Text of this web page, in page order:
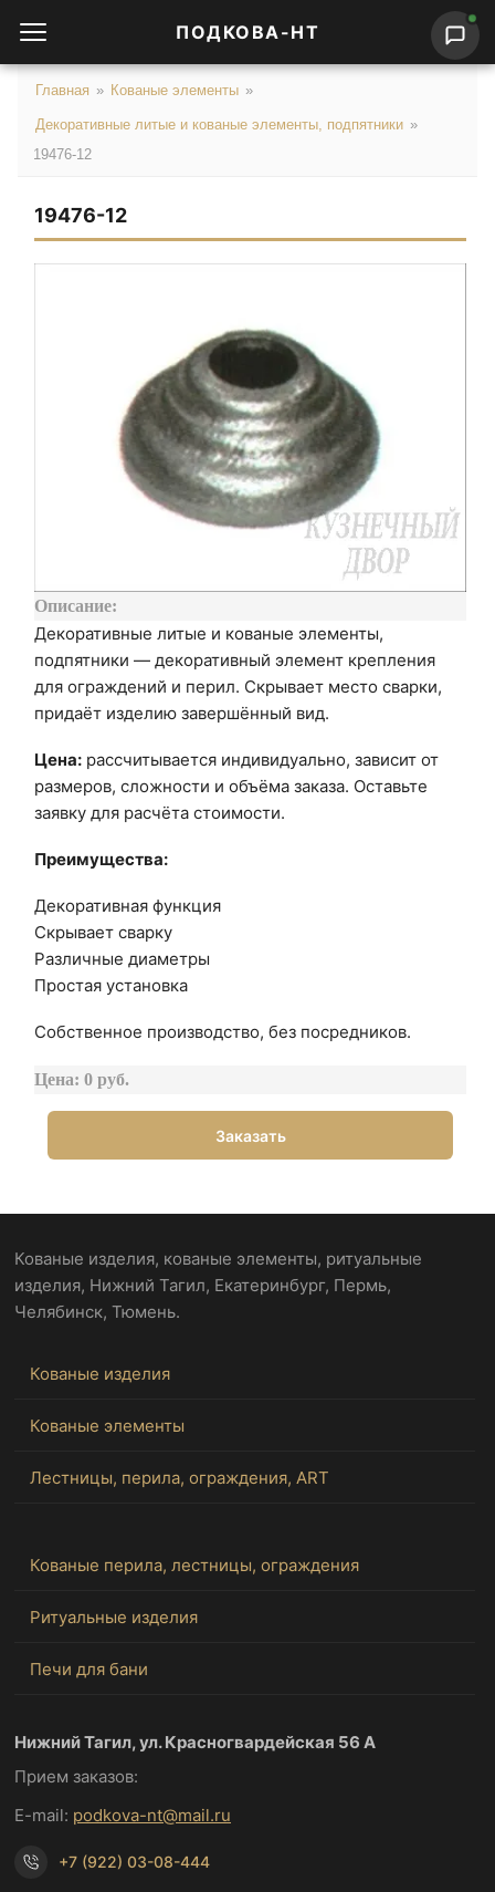
ПОДКОВА-НТ
Главная » Кованые элементы »
Декоративные литые и кованые элементы, подпятники »
19476-12
19476-12
Описание:
Декоративные литые и кованые элементы,
подпятники — декоративный элемент крепления
для ограждений и перил. Скрывает место сварки,
придаёт изделию завершённый вид.
Цена: рассчитывается индивидуально, зависит от
размеров, сложности и объёма заказа. Оставьте
заявку для расчёта стоимости.
Преимущества:
Декоративная функция
Скрывает сварку
Различные диаметры
Простая установка
Собственное производство, без посредников.
Цена: 0 руб.
Заказать
Кованые изделия, кованые элементы, ритуальные
изделия, Нижний Тагил, Екатеринбург, Пермь,
Челябинск, Тюмень.
Кованые изделия
Кованые элементы
Лестницы, перила, ограждения, ART
Кованые перила, лестницы, ограждения
Ритуальные изделия
Печи для бани
Нижний Тагил, ул. Красногвардейская 56 А
Прием заказов:
E-mail: podkova-nt@mail.ru
+7 (922) 03-08-444